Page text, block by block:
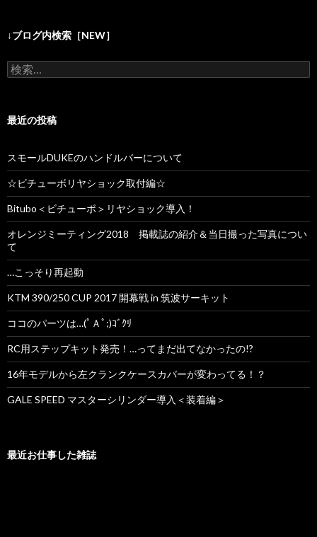
↓ブログ内検索［NEW］
検
索
最近の投稿
スモールDUKEのハンドルバーについて
☆ビチューボリヤショック取付編☆
Bitubo＜ビチューボ＞リヤショック導入！
オレンジミーティング2018 掲載誌の紹介＆当日撮った写真につい
て
…こっそり再起動
KTM 390/250 CUP 2017 開幕戦 in 筑波サーキット
ココのパーツは…(ﾟＡﾟ;)ｺﾞｸﾘ
RC用ステップキット発売！…ってまだ出てなかったの!?
16年モデルから左クランクケースカバーが変わってる！？
GALE SPEED マスターシリンダー導入＜装着編＞
最近お仕事した雑誌